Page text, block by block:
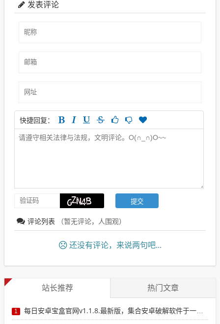
发表评论
快捷回复：
评论列表 （暂无评论， 人围观）
还没有评论，来说两句吧...
站长推荐 热门文章
1 每日安卓宝盒官网v1.1.8.最新版，集合安卓破解软件于一体，新增全网搜索引擎